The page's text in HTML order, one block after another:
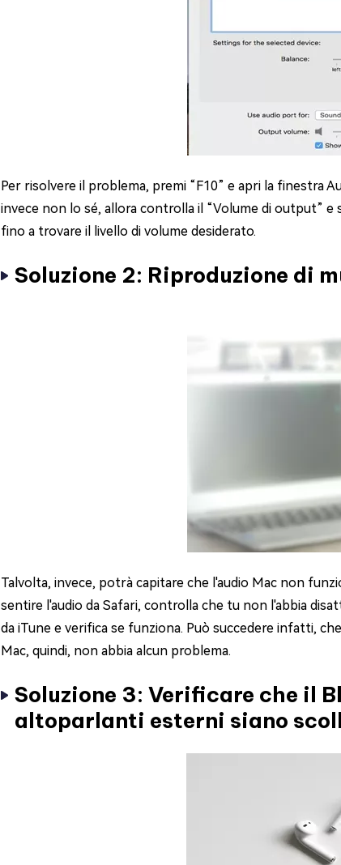
Per risolvere il problema, premi “F10” e apri la finestra
invece non lo sé, allora controlla il “Volume di output”
fino a trovare il livello di volume desiderato.
Soluzione 2: Riproduzione di
Talvolta, invece, potrà capitare che l'audio Mac non
sentire l'audio da Safari, controlla che tu non l'abbia
da iTune e verifica se funziona. Può succedere infatti,
Mac, quindi, non abbia alcun problema.
Soluzione 3: Verificare che il
altoparlanti esterni siano